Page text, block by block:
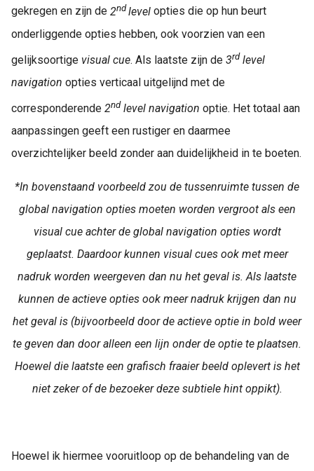
gekregen en zijn de 2ndlevel opties die op hun beurt
onderliggende opties hebben, ook voorzien van een
gelijksoortige visual cue. Als laatste zijn de 3rd level
navigation opties verticaal uitgelijnd met de
corresponderende 2nd level navigation optie. Het totaal aan
aanpassingen geeft een rustiger en daarmee
overzichtelijker beeld zonder aan duidelijkheid in te boeten.
*In bovenstaand voorbeeld zou de tussenruimte tussen de
global navigation opties moeten worden vergroot als een
visual cue achter de global navigation opties wordt
geplaatst. Daardoor kunnen visual cues ook met meer
nadruk worden weergeven dan nu het geval is. Als laatste
kunnen de actieve opties ook meer nadruk krijgen dan nu
het geval is (bijvoorbeeld door de actieve optie in bold weer
te geven dan door alleen een lijn onder de optie te plaatsen.
Hoewel die laatste een grafisch fraaier beeld oplevert is het
niet zeker of de bezoeker deze subtiele hint oppikt).
Hoewel ik hiermee vooruitloop op de behandeling van de